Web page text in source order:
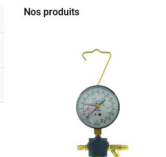
Nos produits